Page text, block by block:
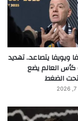
دخولك
على
على
أو
التي
ويويفا يتصاعد.. تهديد
العالم يضع
تحت الضغط